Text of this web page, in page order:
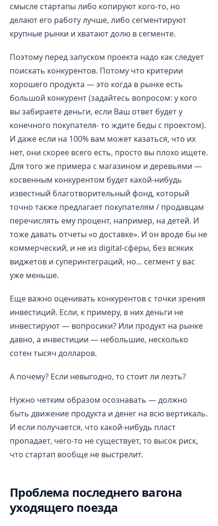
смысле стартапы либо копируют кого-то, но
делают его работу лучше, либо сегментируют
крупные рынки и хватают долю в сегменте.
Поэтому перед запуском проекта надо как следует
поискать конкурентов. Потому что критерии
хорошего продукта — это когда в рынке есть
большой конкурент (задайтесь вопросом: у кого
вы забираете деньги, если Ваш ответ будет у
конечного покупателя- то ждите беды с проектом).
И даже если на 100% вам может казаться, что их
нет, они скорее всего есть, просто вы плохо ищете.
Для того же примера с магазином и деревьями —
косвенным конкурентом будет какой-нибудь
известный благотворительный фонд, который
точно также предлагает покупателям / продавцам
перечислять ему процент, например, на детей. И
тоже давать отчеты «о доставке». И он вроде бы не
коммерческий, и не из digital-сферы, без всяких
виджетов и суперинтеграций, но... сегмент у вас
уже меньше.
Еще важно оценивать конкурентов с точки зрения
инвестиций. Если, к примеру, в них деньги не
инвестируют — вопросики? Или продукт на рынке
давно, а инвестиции — небольшие, несколько
сотен тысяч долларов.
А почему? Если невыгодно, то стоит ли лезть?
Нужно четким образом осознавать — должно
быть движение продукта и денег на всю вертикаль.
И если получается, что какой-нибудь пласт
пропадает, чего-то не существует, то высок риск,
что стартап вообще не выстрелит.
Проблема последнего вагона
уходящего поезда